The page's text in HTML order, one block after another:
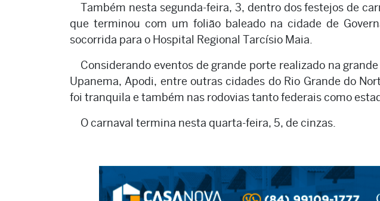
Também nesta segunda-feira, 3, dentro dos festejos de
que terminou com um folião baleado na cidade de
socorrida para o Hospital Regional Tarcísio Maia.
Considerando eventos de grande porte realizado na
Upanema, Apodi, entre outras cidades do Rio Grande do
foi tranquila e também nas rodovias tanto federais como
O carnaval termina nesta quarta-feira, 5, de cinzas.